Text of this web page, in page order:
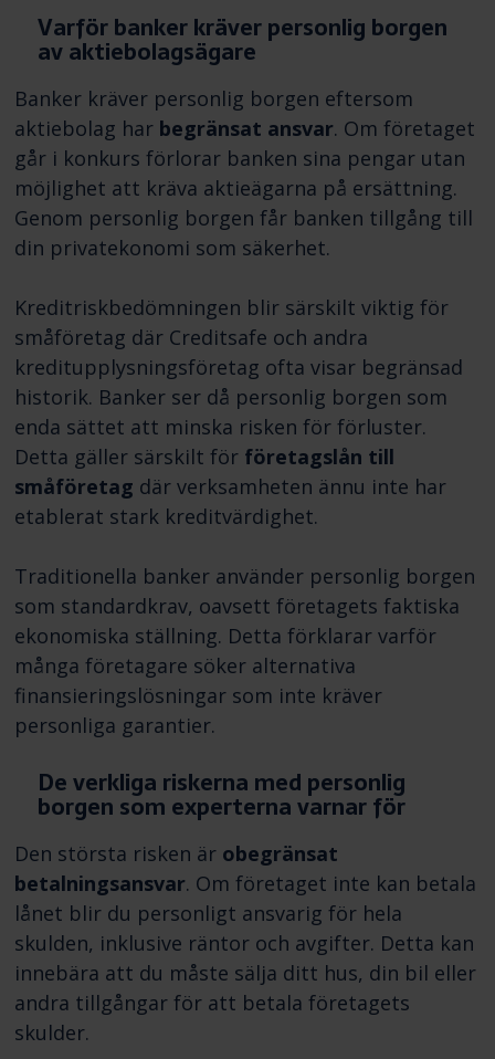
Varför banker kräver personlig borgen
av aktiebolagsägare
Banker kräver personlig borgen eftersom
aktiebolag har begränsat ansvar. Om företaget
går i konkurs förlorar banken sina pengar utan
möjlighet att kräva aktieägarna på ersättning.
Genom personlig borgen får banken tillgång till
din privatekonomi som säkerhet.
Kreditriskbedömningen blir särskilt viktig för
småföretag där Creditsafe och andra
kreditupplysningsföretag ofta visar begränsad
historik. Banker ser då personlig borgen som
enda sättet att minska risken för förluster.
Detta gäller särskilt för företagslån till
småföretag där verksamheten ännu inte har
etablerat stark kreditvärdighet.
Traditionella banker använder personlig borgen
som standardkrav, oavsett företagets faktiska
ekonomiska ställning. Detta förklarar varför
många företagare söker alternativa
finansieringslösningar som inte kräver
personliga garantier.
De verkliga riskerna med personlig
borgen som experterna varnar för
Den största risken är obegränsat
betalningsansvar. Om företaget inte kan betala
lånet blir du personligt ansvarig för hela
skulden, inklusive räntor och avgifter. Detta kan
innebära att du måste sälja ditt hus, din bil eller
andra tillgångar för att betala företagets
skulder.